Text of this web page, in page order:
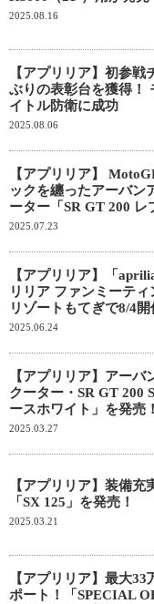
2025.08.16
【アプリリア】初参戦
ぶりの表彰台を獲得！
イトル防衛に成功
2025.08.06
【アプリリア】
ックを纏ったアーバン
ーター「SR GT 200 レ
2025.07.23
【アプリリア】「
リリア ファンミーテ
リゾートもてぎで8/4開
2025.06.24
【アプリリア】アーバ
クーター・SR GT 200
ースホワイト」を発売！
2025.03.27
【アプリリア】装備充
「SX 125」を発売！
2025.03.21
【アプリリア】最大
ポート！「SPECIAL